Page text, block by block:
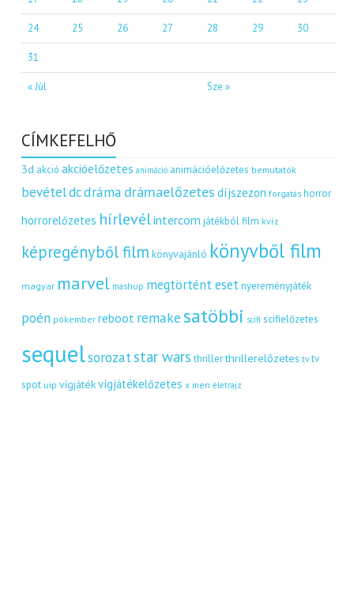
« Júl Sze »
24 25 26 27 28 29 30
31
CÍMKEFELHŐ
3d akció akcióelőzetes animáció animációelőzetes bemutatók
bevételdcdráma drámaelőzetes díjszezon forgatás horror
horrorelőzetes hírlevélintercom játékból film kvíz
képregényből film könyvajánló könyvből film
magyar marvel mashup megtörtént eset nyereményjáték
poén pókember reboot remakesatöbbi scifi scifielőzetes
sequelsorozatstar wars thriller thrillerelőzetes tv tv
spot uip vígjátékvígjátékelőzetes x men életrajz